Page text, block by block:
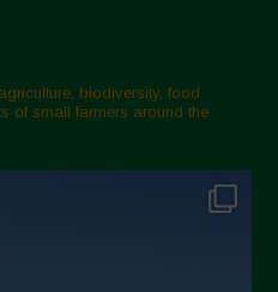
biodiversity, food
of small farmers around the